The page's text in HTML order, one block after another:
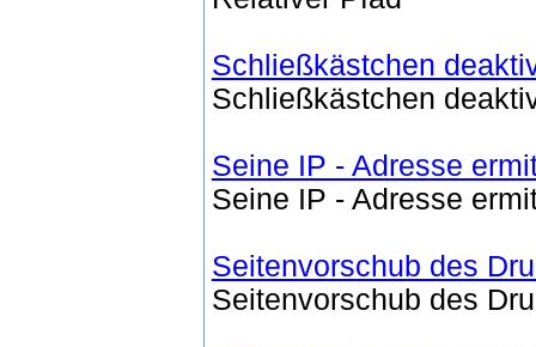
Schließkästchen
Schließkästchen
Seine IP - Adresse
Seine IP - Adresse
Seitenvorschub des
Seitenvorschub des